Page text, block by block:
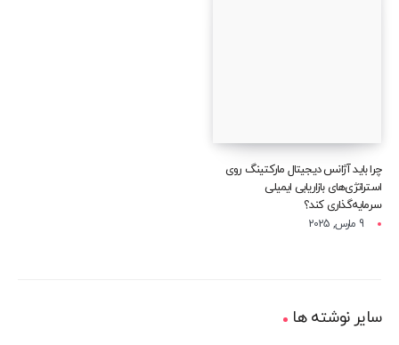
چرا باید آژانس دیجیتال مارکتینگ روی
استراتژی‌های بازاریابی ایمیلی
سرمایه‌گذاری کند؟
9 مارس, 2025
سایر نوشته ها